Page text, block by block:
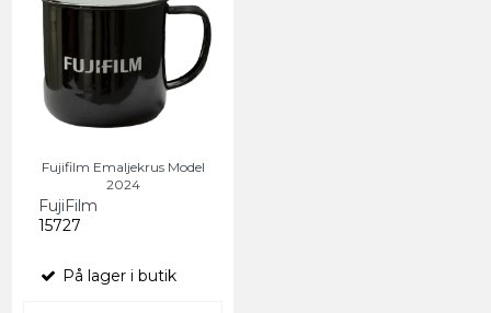
Fujifilm Emaljekrus Model
2024
FujiFilm
15727
På lager i butik